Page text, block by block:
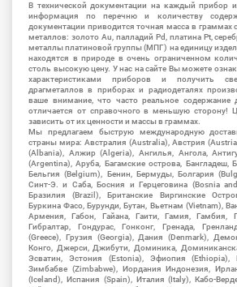
В технической документации на каждый прибор
информация по перечню и количеству
документации приводится точная масса в граммах
металлов: золото Au, палладий Pd, платина Pt,
металлы платиновой группы (МПГ) на единицу
находятся в природе в очень ограниченном
столь высокую цену. У нас на сайте Вы можете
характеристиками приборов и получить
драгметаллов в приборах и радиодеталях
ваше внимание, что часто реальное содержание
отличается от справочного в меньшую сторону!
зависить от их ценности и массы в граммах.
Мы предлагаем быструю международную
страны мира: Австралия (Australia), Австрия
(Albania), Алжир (Algeria), Ангилья, Ангола,
(Argentina), Аруба, Багамские острова, Бангладеш,
Бельгия (Belgium), Бенин, Бермуды, Болгария
Синт-Э. и Саба, Босния и Герцеговина (Bosnia
Бразилия (Brazil), Британские Виргинские
Буркина Фасо, Бурунди, Бутан, Вьетнам (Vietnam),
Армения, Габон, Гайана, Гаити, Гамия, Гамбия,
Гибралтар, Гондурас, Гонконг, Гренада,
(Greece), Грузия (Georgia), Дания (Denmark),
Конго, Джерси, Джибути, Доминика,
Эсватин, Эстония (Estonia), Эфиопия (Ethiopia),
Зимбабве (Zimbabwe), Иордания Индонезия,
(Iceland), Испания (Spain), Италия (Italy), Кабо-